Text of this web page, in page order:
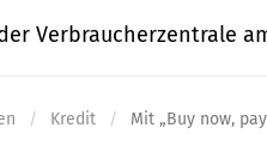
Verbraucherzentrale
Kredit Mit „Buy now,